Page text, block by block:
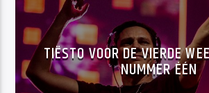
TIËSTO VOOR DE VIERDE
NUMMER ÉÉN